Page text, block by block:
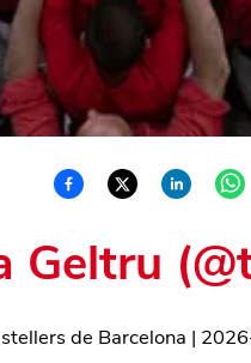
Geltru
de Barcelona |